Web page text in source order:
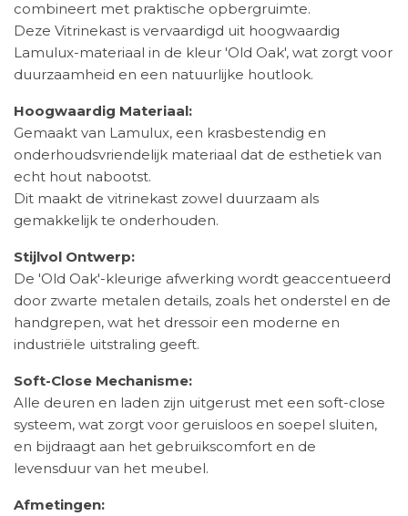
combineert met praktische opbergruimte.
Deze Vitrinekast is vervaardigd uit hoogwaardig
Lamulux-materiaal in de kleur 'Old Oak', wat zorgt voor
duurzaamheid en een natuurlijke houtlook.
Hoogwaardig Materiaal:
Gemaakt van Lamulux, een krasbestendig en
onderhoudsvriendelijk materiaal dat de esthetiek van
echt hout nabootst.
Dit maakt de vitrinekast zowel duurzaam als
gemakkelijk te onderhouden.
Stijlvol Ontwerp:
De 'Old Oak'-kleurige afwerking wordt geaccentueerd
door zwarte metalen details, zoals het onderstel en de
handgrepen, wat het dressoir een moderne en
industriële uitstraling geeft.
Soft-Close Mechanisme:
Alle deuren en laden zijn uitgerust met een soft-close
systeem, wat zorgt voor geruisloos en soepel sluiten,
en bijdraagt aan het gebruikscomfort en de
levensduur van het meubel.
Afmetingen: